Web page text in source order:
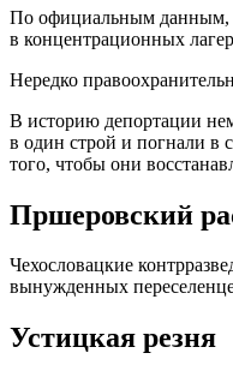
По официальным данным,
в концентрационных
Нередко
В историю депортации
в один строй и погнали в
того, чтобы они
Пршеровский
Чехословацкие
вынужденных
Устицкая резня